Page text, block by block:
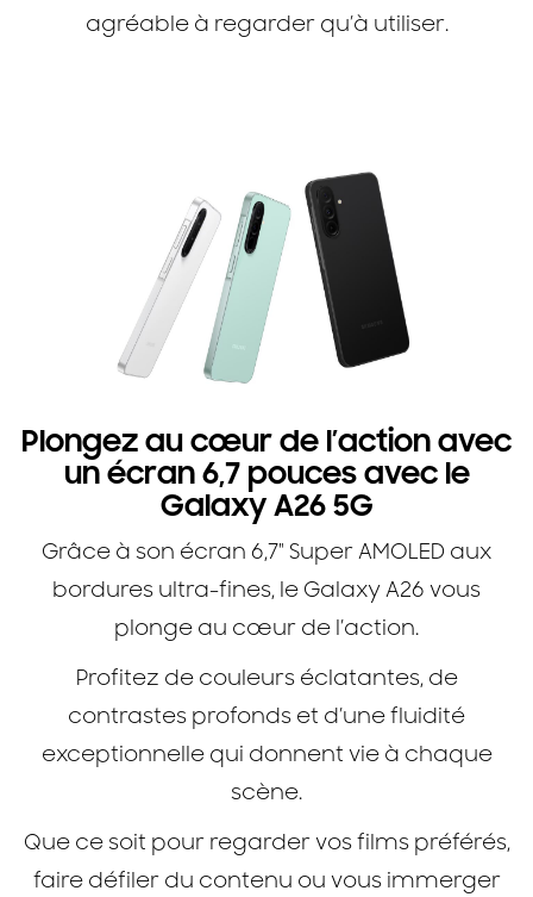
agréable à regarder qu’à utiliser.
Plongez au cœur de l’action avec
un écran 6,7 pouces avec le
Galaxy A26 5G
Grâce à son écran 6,7" Super AMOLED aux
bordures ultra-fines, le Galaxy A26 vous
plonge au cœur de l’action.
Profitez de couleurs éclatantes, de
contrastes profonds et d’une fluidité
exceptionnelle qui donnent vie à chaque
scène.
Que ce soit pour regarder vos films préférés,
faire défiler du contenu ou vous immerger